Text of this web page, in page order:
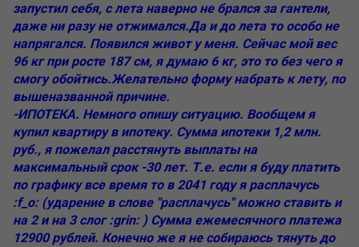
запустил себя, с лета наверно не брался за гантели,
даже ни разу не отжимался.Да и до лета то особо не
напрягался. Появился живот у меня. Сейчас мой вес
96 кг при росте 187 см, я думаю 6 кг, это то без чего я
смогу обойтись.Желательно форму набрать к лету, по
вышеназванной причине.
-ИПОТЕКА. Немного опишу ситуацию. Вообщем я
купил квартиру в ипотеку. Сумма ипотеки 1,2 млн.
руб., я пожелал расстянуть выплаты на
максимальный срок -30 лет. Т.е. если я буду платить
по графику все время то в 2041 году я расплачусь
:f_o: (ударение в слове "расплачусь" можно ставить и
на 2 и на 3 слог :grin: ) Сумма ежемесячного платежа
12900 рублей. Конечно же я не собираюсь тянуть до